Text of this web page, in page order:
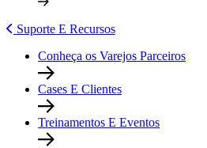
Suporte E Recursos
Conheça os Varejos Parceiros
Cases E Clientes
Treinamentos E Eventos